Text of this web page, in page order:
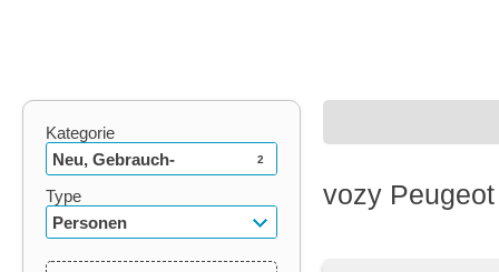
Kategorie
Neu, Gebrauch-
2
Type
Personen
vozy